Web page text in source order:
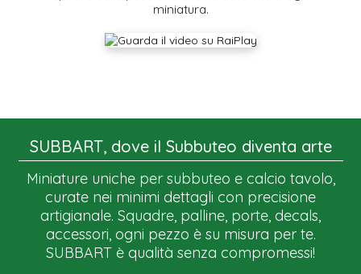
miniatura.
SUBBART, dove il Subbuteo diventa arte
Miniature uniche per subbuteo e calcio tavolo,
curate nei minimi dettagli con precisione
artigianale. Squadre, palline, porte, decals,
accessori, ogni pezzo è su misura per te.
SUBBART è qualità senza compromessi!